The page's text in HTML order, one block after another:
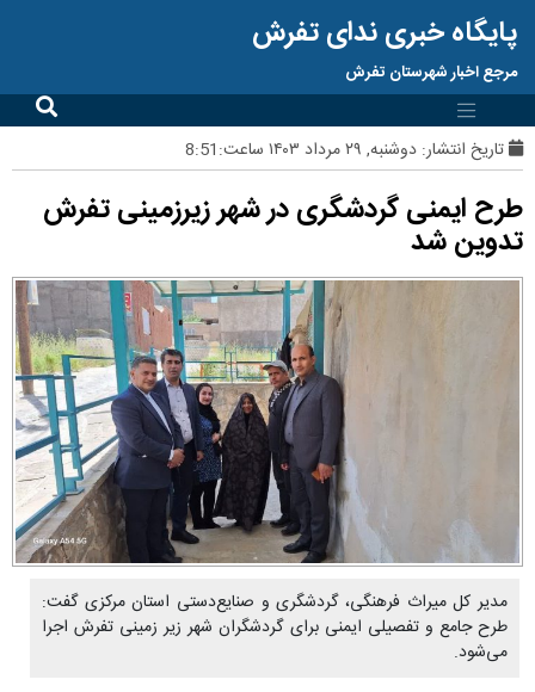
پایگاه خبری ندای تفرش
مرجع اخبار شهرستان تفرش
تاریخ انتشار: دوشنبه, ۲۹ مرداد ۱۴۰۳ ساعت:8:51
طرح ایمنی گردشگری در شهر زیرزمینی تفرش
تدوین شد
مدیر کل میراث‌ فرهنگی، گردشگری و صنایع‌دستی استان مرکزی گفت:
طرح جامع و تفصیلی ایمنی برای گردشگران شهر زیر زمینی تفرش اجرا
می‌شود.